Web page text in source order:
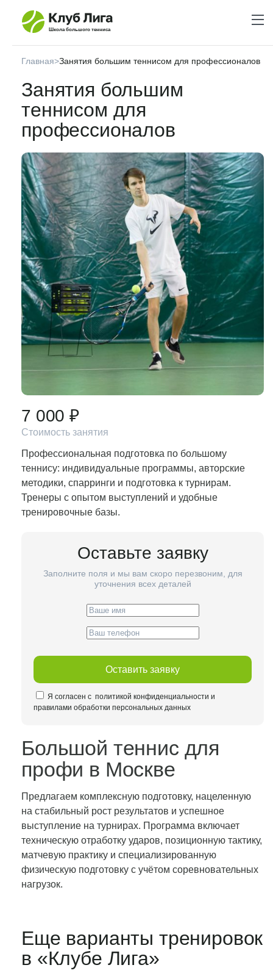
Школа большого тенниса
Главная>Занятия большим теннисом для профессионалов
Занятия большим
теннисом для
профессионалов
7 000 ₽
Стоимость занятия
Профессиональная подготовка по большому
теннису: индивидуальные программы, авторские
методики, спарринги и подготовка к турнирам.
Тренеры с опытом выступлений и удобные
тренировочные базы.
Оставьте заявку
Заполните поля и мы вам скоро перезвоним, для
уточнения всех деталей
Оставить заявку
Я согласен с политикой конфиденциальности и
правилами обработки персональных данных
Большой теннис для
профи в Москве
Предлагаем комплексную подготовку, нацеленную
на стабильный рост результатов и успешное
выступление на турнирах. Программа включает
техническую отработку ударов, позиционную тактику,
матчевую практику и специализированную
физическую подготовку с учётом соревновательных
нагрузок.
Еще варианты тренировок
в «Клубе Лига»